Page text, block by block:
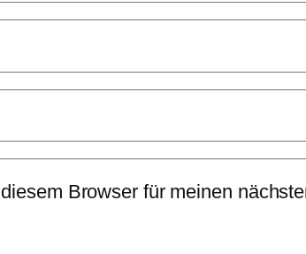
Browser für meinen